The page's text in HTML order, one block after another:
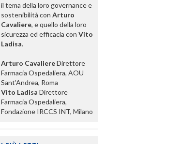
il tema della loro governance e
sostenibilità con Arturo
Cavaliere, e quello della loro
sicurezza ed efficacia con Vito
Ladisa.
Arturo CavaliereDirettore
Farmacia Ospedaliera, AOU
Sant’Andrea, Roma
Vito Ladisa Direttore
Farmacia Ospedaliera,
Fondazione IRCCS INT, Milano